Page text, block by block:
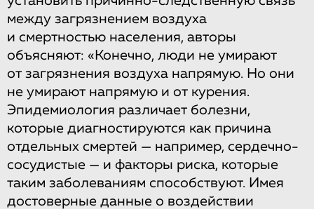
между загрязнением воздуха
и смертностью населения, авторы
объясняют: «Конечно, люди не умирают
от загрязнения воздуха напрямую. Но они
не умирают напрямую и от курения.
Эпидемиология различает болезни,
которые диагностируются как причина
отдельных смертей — например, сердечно-
сосудистые — и факторы риска, которые
таким заболеваниям способствуют. Имея
достоверные данные о воздействии